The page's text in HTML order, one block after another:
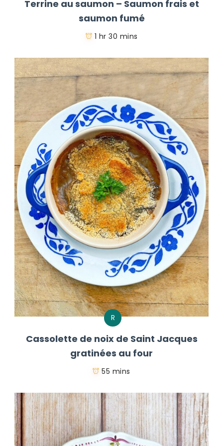
Terrine au saumon – Saumon frais et
saumon fumé
1 hr 30 mins
R
Cassolette de noix de Saint Jacques
gratinées au four
55 mins